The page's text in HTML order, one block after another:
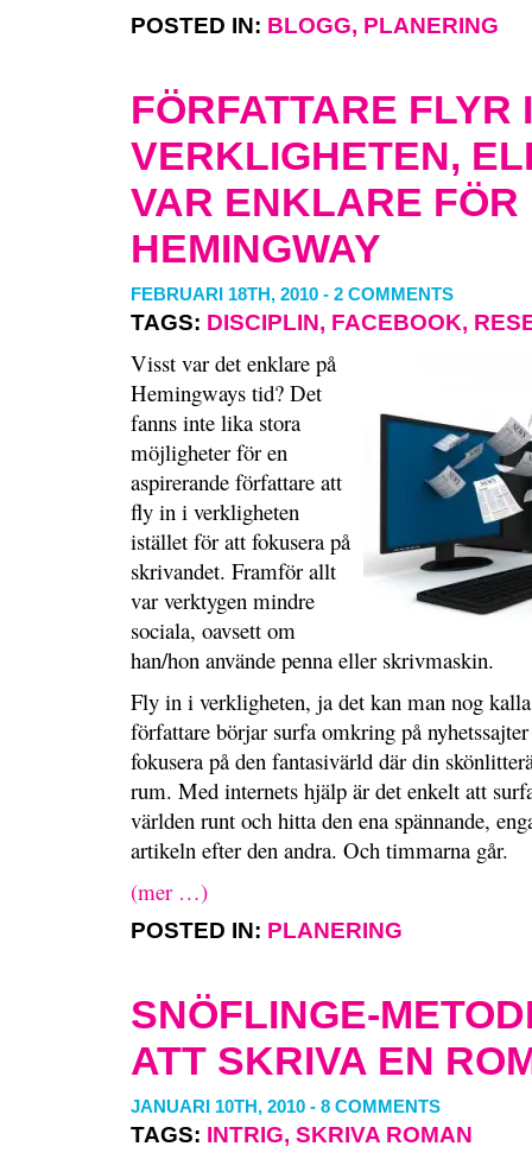
POSTED IN: BLOGG, PLANERING
FÖRFATTARE FLYR
VERKLIGHETEN,
VAR ENKLARE FÖR
HEMINGWAY
FEBRUARI 18TH, 2010 - 2 COMMENTS
TAGS: DISCIPLIN, FACEBOOK,
Visst var det enklare på
Hemingways tid? Det
fanns inte lika stora
möjligheter för en
aspirerande författare att
fly in i verkligheten
istället för att fokusera på
skrivandet. Framför allt
var verktygen mindre
sociala, oavsett om
han/hon använde penna eller skrivmaskin.
Fly in i verkligheten, ja det kan man nog
författare börjar surfa omkring på
fokusera på den fantasivärld där din
rum. Med internets hjälp är det enkelt att
världen runt och hitta den ena spännande,
artikeln efter den andra. Och timmarna går.
(mer …)
POSTED IN: PLANERING
SNÖFLINGE-
ATT SKRIVA EN
JANUARI 10TH, 2010 - 8 COMMENTS
TAGS: INTRIG, SKRIVA ROMAN